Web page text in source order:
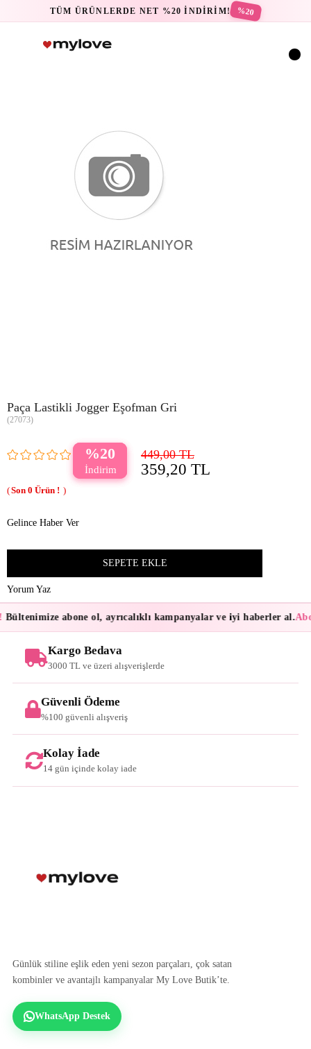
TÜM ÜRÜNLERDE NET %20 İNDİRİM! %20
Paça Lastikli Jogger Eşofman Gri
(27073)
20 449,00 TL
359,20 TL
0
Gelince Haber Ver
Yorum Yaz
Bültenimize abone ol, ayrıcalıklı kampanyalar ve iyi haberler al.
Kargo Bedava
3000 TL ve üzeri alışverişlerde
Güvenli Ödeme
%100 güvenli alışveriş
Kolay İade
14 gün içinde kolay iade
Günlük stiline eşlik eden yeni sezon parçaları, çok satan
kombinler ve avantajlı kampanyalar My Love Butik’te.
WhatsApp Destek